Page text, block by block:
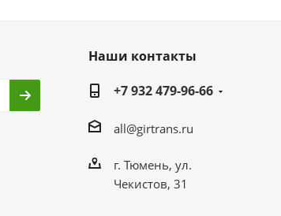
Наши контакты
+7 932 479-96-66
all@girtrans.ru
г. Тюмень, ул.
Чекистов, 31